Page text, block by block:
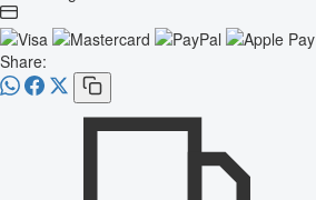
Share: